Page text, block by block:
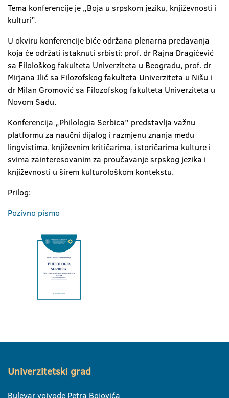
Tema konferencije je „Boja u srpskom jeziku, književnosti i
kulturi”.
U okviru konferencije biće održana plenarna predavanja
koja će održati istaknuti srbisti: prof. dr Rajna Dragićević
sa Filološkog fakulteta Univerziteta u Beogradu, prof. dr
Mirjana Ilić sa Filozofskog fakulteta Univerziteta u Nišu i
dr Milan Gromović sa Filozofskog fakulteta Univerziteta u
Novom Sadu.
Konferencija „Philologia Serbica” predstavlja važnu
platformu za naučni dijalog i razmjenu znanja među
lingvistima, književnim kritičarima, istoričarima kulture i
svima zainteresovanim za proučavanje srpskog jezika i
književnosti u širem kulturološkom kontekstu.
Prilog:
Pozivno pismo
Univerzitetski grad
Bulevar vojvode Petra Bojovića